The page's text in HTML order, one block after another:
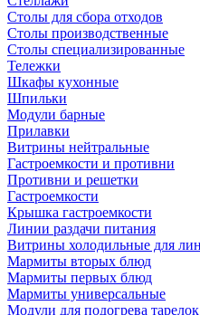
Столы для сбора отходов
Столы производственные
Столы специализированные
Тележки
Шкафы кухонные
Шпильки
Модули барные
Прилавки
Витрины нейтральные
Гастроемкости и противни
Противни и решетки
Гастроемкости
Крышка гастроемкости
Линии раздачи питания
Витрины холодильные для
Мармиты вторых блюд
Мармиты первых блюд
Мармиты универсальные
Модули для подогрева тарелок